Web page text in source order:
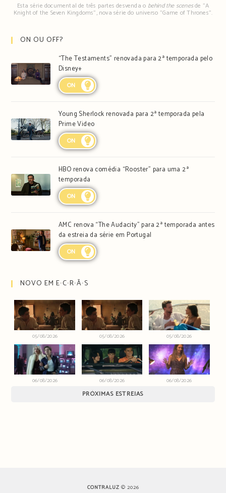
Esta série documental de três partes desvenda o behind the scenesde "A
Knight of the Seven Kingdoms", nova série do universo "Game of Thrones".
ON OU OFF?
“The Testaments” renovada para 2ª temporada pelo
Disney+
ON
Young Sherlock renovada para 2ª temporada pela
Prime Video
ON
HBO renova comédia “Rooster” para uma 2ª
temporada
ON
AMC renova “The Audacity” para 2ª temporada antes
da estreia da série em Portugal
ON
NOVO EM E∙C∙R∙Ã∙S
05/08/2026 05/08/2026 05/08/2026
06/08/2026 06/08/2026 06/08/2026
PRÓXIMAS ESTREIAS
CONTRALUZ © 2026